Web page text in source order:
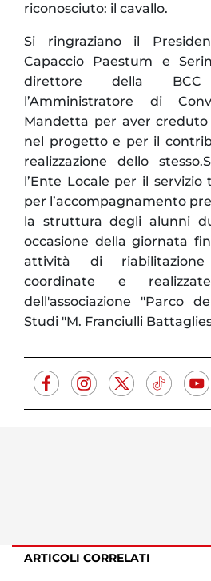
riconosciuto: il cavallo.
Si ringraziano il
Capaccio Paestum e
direttore della
l’Amministratore di
Mandetta per aver creduto
nel progetto e per il
realizzazione dello
l’Ente Locale per il
per l’accompagnamento
la struttura degli alunni
occasione della giornata
attività di
coordinate e
dell'associazione "Parco
Studi "M. Franciulli
ARTICOLI CORRELATI